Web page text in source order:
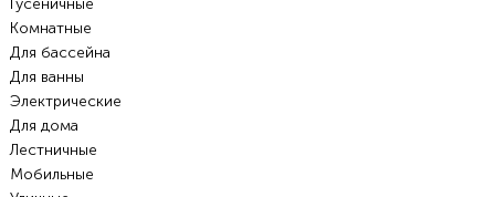
Гусеничные
Комнатные
Для бассейна
Для ванны
Электрические
Для дома
Лестничные
Мобильные